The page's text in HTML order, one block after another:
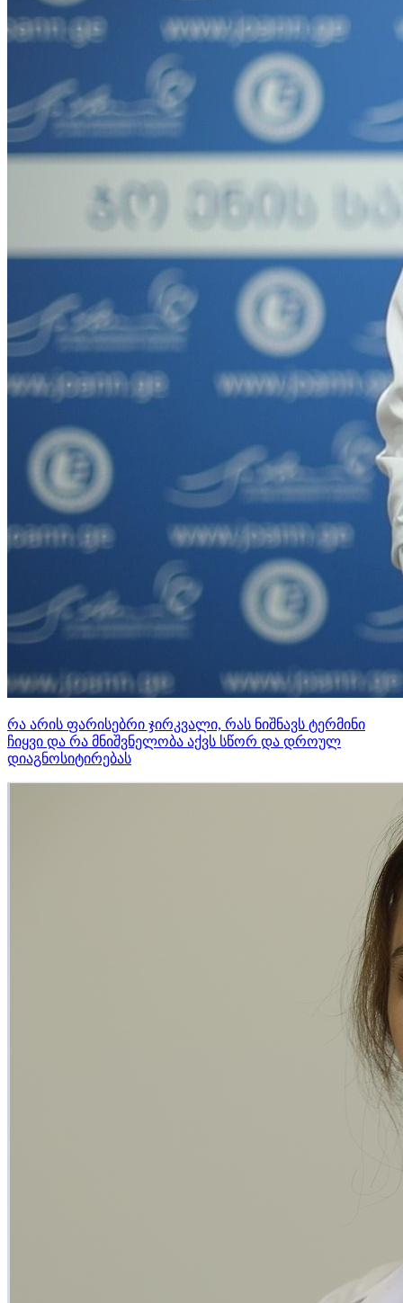
რა არის ფარისებრი ჯირკვალი, რას ნიშნავს ტერმინი
ჩიყვი და რა მნიშვნელობა აქვს სწორ და დროულ
დიაგნოსიტირებას